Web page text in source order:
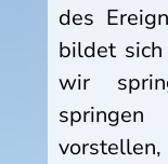
des
bildet
wir